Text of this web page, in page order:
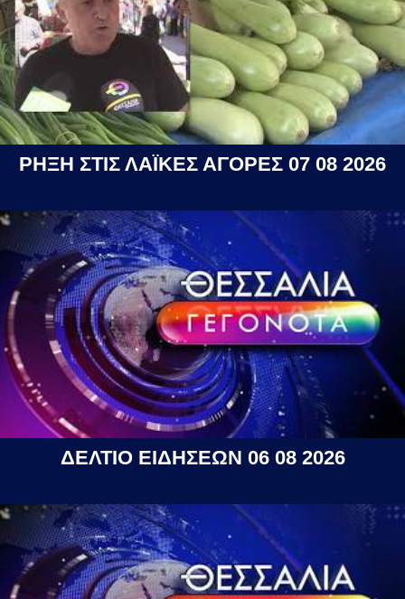
ΡΗΞΗ ΣΤΙΣ ΛΑΪΚΕΣ ΑΓΟΡΕΣ 07 08 2026
ΔΕΛΤΙΟ ΕΙΔΗΣΕΩΝ 06 08 2026